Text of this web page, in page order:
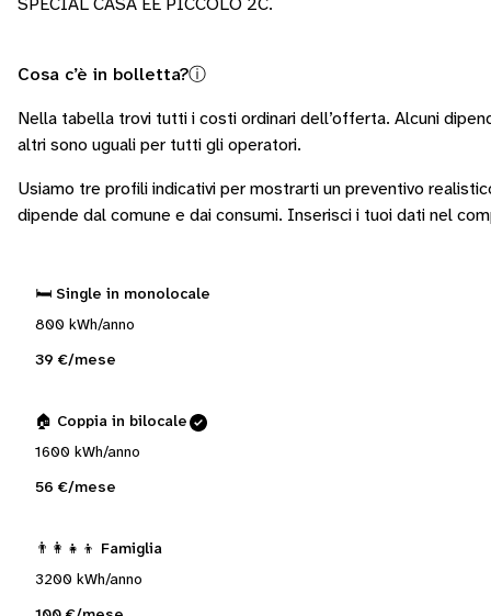
SPECIAL CASA EE PICCOLO 2C.
Cosa c’è in bolletta?ⓘ
Nella tabella trovi tutti i costi ordinari dell’offerta. Alcuni
altri sono uguali per tutti gli operatori.
Usiamo tre profili indicativi per mostrarti un preventivo
dipende dal comune e dai consumi. Inserisci i tuoi dati nel
🛏️ Single in monolocale
800 kWh/anno
39 €/mese
🏠 Coppia in bilocale
1600 kWh/anno
56 €/mese
👨‍👩‍👧‍👦 Famiglia
3200 kWh/anno